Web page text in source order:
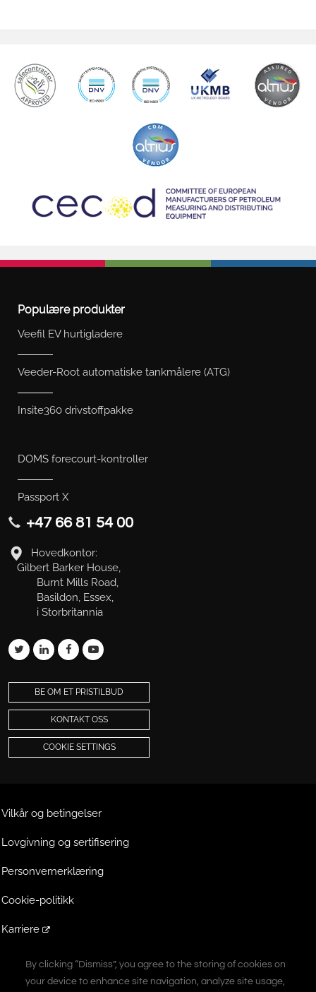
By clicking “Dismiss”, you agree to the storing of cookies on
your device to enhance site navigation, analyze site usage,
By clicking “Dismiss”, you agree to the storing of cookies on
your device to enhance site navigation, analyze site usage,
Populære produkter
Veefil EV hurtigladere
Veeder-Root automatiske tankmålere (ATG)
Insite360 drivstoffpakke
DOMS forecourt-kontroller
Passport X
+47 66 81 54 00
Hovedkontor:
Gilbert Barker House,
Burnt Mills Road,
Basildon, Essex,
i Storbritannia
BE OM ET PRISTILBUD
KONTAKT OSS
COOKIE SETTINGS
Vilkår og betingelser
Lovgivning og sertifisering
Personvernerklæring
Cookie-politikk
Karriere
Ekstranett
A Vontier Company